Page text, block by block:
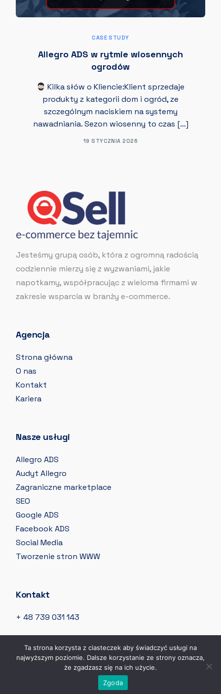
CASE STUDY
Allegro ADS w rytmie wiosennych
ogrodów
Kilka słów o Kliencie:Klient sprzedaje
produkty z kategorii dom i ogród, ze
szczególnym naciskiem na systemy
nawadniania. Sezon wiosenny to czas […]
19 STYCZNIA 2026
Jesteśmy grupą osób, która z ogromną radością
codziennie mierzy się z wyzwaniami, jakie
napotkamy, współpracując z wieloma firmami w
zakresie wsparcia w branży e-commerce.
Agencja
Strona główna
O nas
Kontakt
Kariera
Nasze usługi
Allegro ADS
Audyt Allegro
Zagraniczne marketplace
SEO
Google ADS
Facebook ADS
Social Media
Tworzenie stron WWW
Kontakt
+ 48 739 031 143
Michała Kleofasa Ogińskiego 2 85-092 Bydgoszcz
Darmowy audyt oferty
Ta strona korzysta z ciasteczek aby świadczyć usługi na
najwyższym poziomie. Dalsze korzystanie ze strony oznacza,
że zgadzasz się na ich użycie.
Zgoda